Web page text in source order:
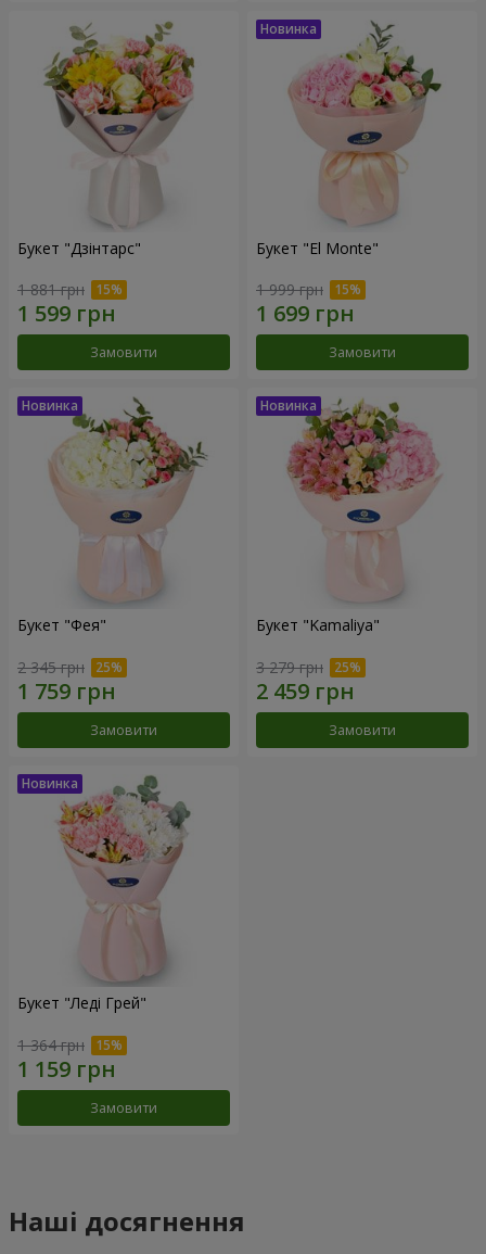
Букет "Дзінтарс"
1 881 грн
Замовити
Букет "El Monte"
1 999 грн
Замовити
Букет "Фея"
2 345 грн
Замовити
Букет "Kamaliya"
3 279 грн
Замовити
Букет "Леді Грей"
1 364 грн
Замовити
Наші досягнення